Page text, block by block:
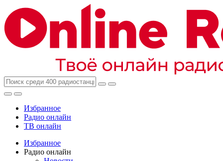
Избранное
Радио онлайн
ТВ онлайн
Избранное
Радио онлайн